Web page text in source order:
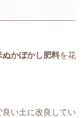
ぬかぼかし肥料を花
い土に改良してい